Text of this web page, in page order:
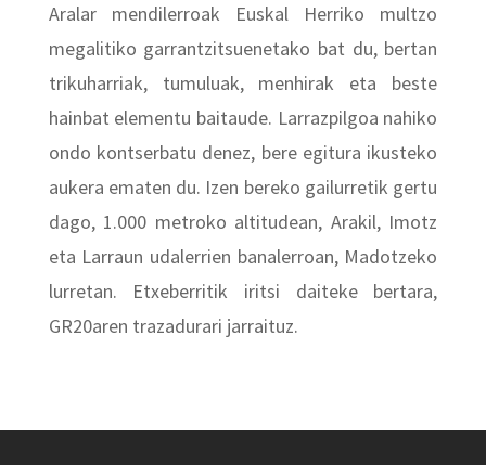
Aralar mendilerroak Euskal Herriko multzo
megalitiko garrantzitsuenetako bat du, bertan
trikuharriak, tumuluak, menhirak eta beste
hainbat elementu baitaude. Larrazpilgoa nahiko
ondo kontserbatu denez, bere egitura ikusteko
aukera ematen du. Izen bereko gailurretik gertu
dago, 1.000 metroko altitudean, Arakil, Imotz
eta Larraun udalerrien banalerroan, Madotzeko
lurretan. Etxeberritik iritsi daiteke bertara,
GR20aren trazadurari jarraituz.